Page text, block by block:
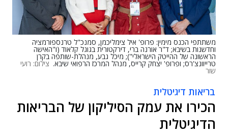
משתתפי הכנס מימין: פרופ' איל צימליכמן, סמנכ"ל טרנספורמציה
וחדשנות בשיבא; ד"ר אורנה ברי, דירקטורית בגוגל קלאוד (ו"האישה
הראשונה של ההייטק הישראלי"); מיכל גבע, מנהלת-שותפה בקרן
טרייוונצ'רס; ופרופ' יצחק קרייס, מנהל המרכז הרפואי שיבא. צילום: רועי
שור
בריאות דיגיטלית
הכירו את עמק הסיליקון של הבריאות
הדיגיטלית